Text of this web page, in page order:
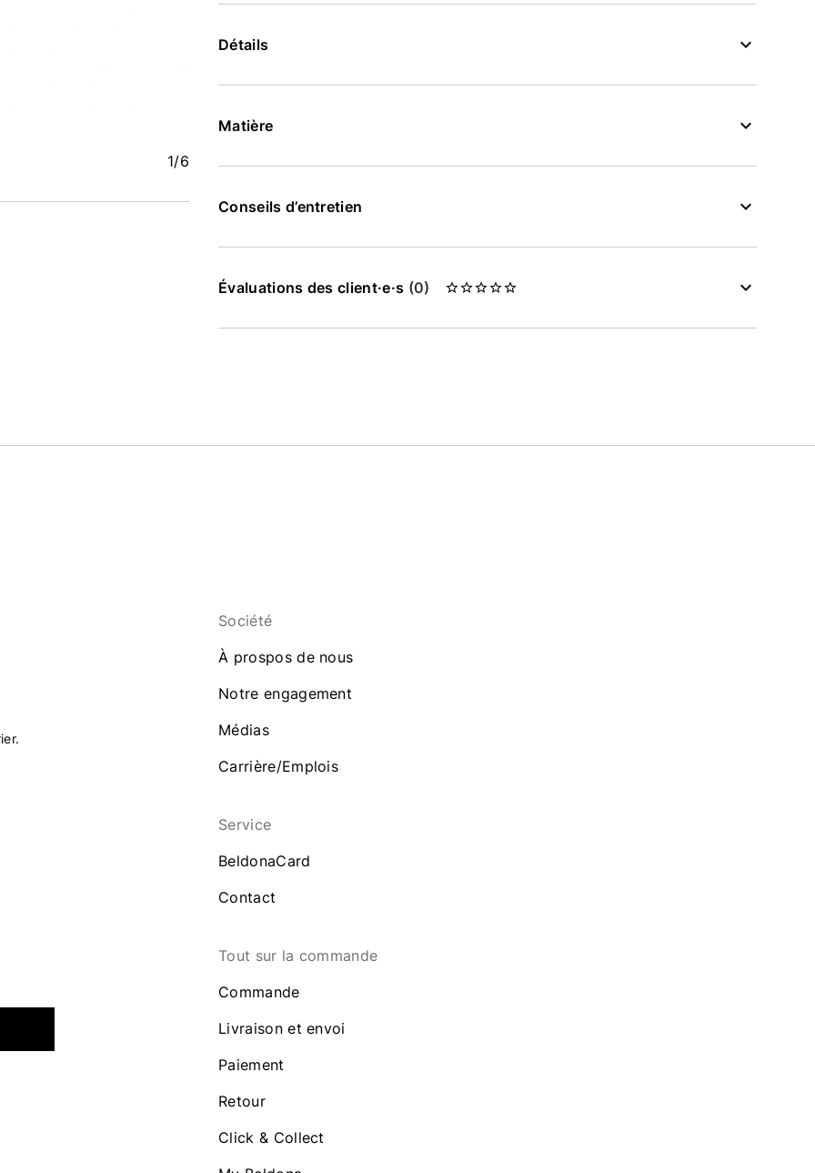
1/6
Détails
Matière
Conseils d’entretien
Évaluations des client·e·s (0)
Société
À prospos de nous
Notre engagement
Médias
Carrière/Emplois
Service
BeldonaCard
Contact
Tout sur la commande
Commande
Livraison et envoi
Paiement
Retour
Click & Collect